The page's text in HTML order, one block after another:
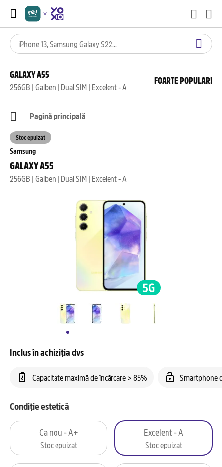
GALAXY A55
256GB | Galben | Dual SIM | Excelent - A
FOARTE POPULAR!
Pagină principală
Samsung
GALAXY A55
256GB | Galben | Dual SIM | Excelent - A
Stoc epuizat
Inclus în achiziția dvs
Capacitate maximă de încărcare > 85% Smartphone
Condiție estetică
Ca nou - A+
Stoc epuizat
Excelent - A
Stoc epuizat